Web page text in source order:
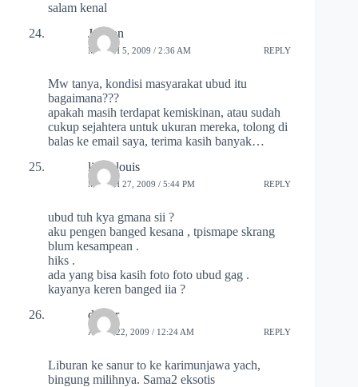
salam kenal
Jandon
MARCH 5, 2009 / 2:36 AM REPLY
Mw tanya, kondisi masyarakat ubud itu
bagaimana???
apakah masih terdapat kemiskinan, atau sudah
cukup sejahtera untuk ukuran mereka, tolong di
balas ke email saya, terima kasih banyak…
linda louis
MARCH 27, 2009 / 5:44 PM REPLY
ubud tuh kya gmana sii ?
aku pengen banged kesana , tpismape skrang
blum kesampean .
hiks .
ada yang bisa kasih foto foto ubud gag .
kayanya keren banged iia ?
deuter
APRIL 22, 2009 / 12:24 AM REPLY
Liburan ke sanur to ke karimunjawa yach,
bingung milihnya. Sama2 eksotis